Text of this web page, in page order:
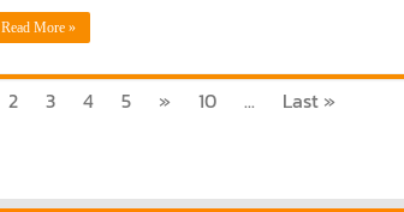
Read More »
2 3 4 5 » 10 ... Last »